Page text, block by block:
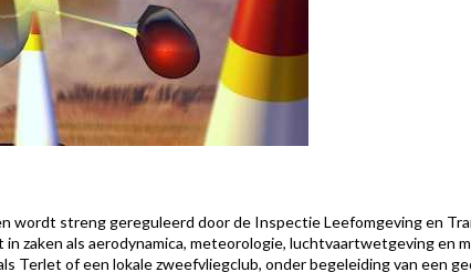
wordt streng gereguleerd door de Inspectie Leefomgeving en
zaken als aerodynamica, meteorologie, luchtvaartwetgeving en
Terlet of een lokale zweefvliegclub, onder begeleiding van een